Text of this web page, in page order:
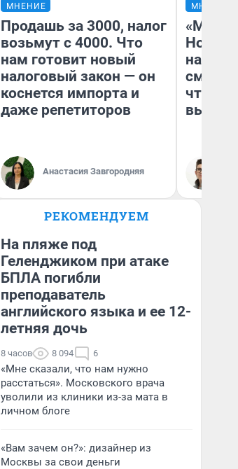
МНЕНИЕ
Продашь за 3000, налог
возьмут с 4000. Что
нам готовит новый
налоговый закон — он
коснется импорта и
даже репетиторов
Анастасия Завгородняя
МНЕНИЕ
«Мы
чтобы
РЕКОМЕНДУЕМ
На пляже под
Геленджиком при атаке
БПЛА погибли
преподаватель
английского языка и ее 12-
летняя дочь
8 часов 8 094 6
«Мне сказали, что нам нужно
расстаться». Московского врача
уволили из клиники из-за мата в
личном блоге
«Вам зачем он?»: дизайнер из
Москвы за свои деньги